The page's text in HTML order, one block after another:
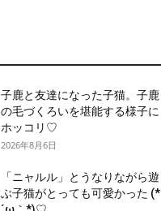
子鹿と友達になった子猫。子鹿
の毛づくろいを堪能する様子に
ホッコリ♡
2026年8月6日
「ニャルル」とうなりながら遊
ぶ子猫がとっても可愛かった (*